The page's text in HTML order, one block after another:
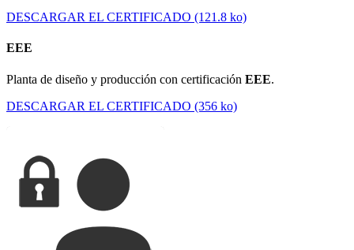
DESCARGAR EL CERTIFICADO (121.8 ko)
EEE
Planta de diseño y producción con certificación EEE.
DESCARGAR EL CERTIFICADO (356 ko)